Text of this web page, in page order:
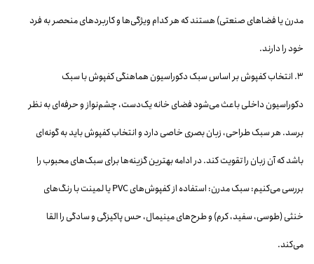
مدرن یا فضاهای صنعتی) هستند که هر کدام ویژگی‌ها و کاربردهای منحصر به فرد
خود را دارند.
۳. انتخاب کفپوش بر اساس سبک دکوراسیون هماهنگی کفپوش با سبک
دکوراسیون داخلی باعث می‌شود فضای خانه یک‌دست، چشم‌نواز و حرفه‌ای به نظر
برسد. هر سبک طراحی، زبان بصری خاصی دارد و انتخاب کفپوش باید به گونه‌ای
باشد که آن زبان را تقویت کند. در ادامه بهترین گزینه‌ها برای سبک‌های محبوب را
بررسی می‌کنیم: سبک مدرن: استفاده از کفپوش‌های PVC یا لمینت با رنگ‌های
خنثی (طوسی، سفید، کرم) و طرح‌های مینیمال، حس پاکیزگی و سادگی را القا
می‌کند.